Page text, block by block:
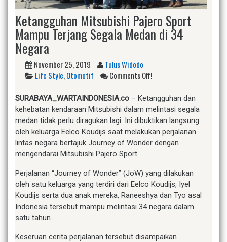
Ketangguhan Mitsubishi Pajero Sport
Mampu Terjang Segala Medan di 34
Negara
November 25, 2019
Tulus Widodo
Life Style,Otomotif Comments Off!
SURABAYA_WARTAINDONESIA.co – Ketangguhan dan
kehebatan kendaraan Mitsubishi dalam melintasi segala
medan tidak perlu diragukan lagi. Ini dibuktikan langsung
oleh keluarga Eelco Koudijs saat melakukan perjalanan
lintas negara bertajuk Journey of Wonder dengan
mengendarai Mitsubishi Pajero Sport.
Perjalanan “Journey of Wonder” (JoW) yang dilakukan
oleh satu keluarga yang terdiri dari Eelco Koudijs, Iyel
Koudijs serta dua anak mereka, Raneeshya dan Tyo asal
Indonesia tersebut mampu melintasi 34 negara dalam
satu tahun.
Keseruan cerita perjalanan tersebut disampaikan